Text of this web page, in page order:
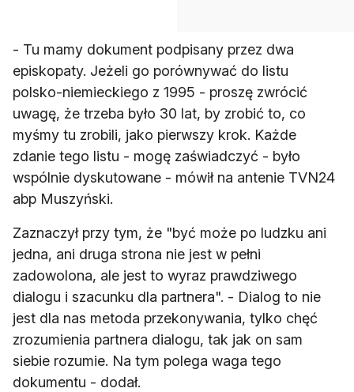
- Tu mamy dokument podpisany przez dwa
episkopaty. Jeżeli go porównywać do listu
polsko-niemieckiego z 1995 - proszę zwrócić
uwagę, że trzeba było 30 lat, by zrobić to, co
myśmy tu zrobili, jako pierwszy krok. Każde
zdanie tego listu - mogę zaświadczyć - było
wspólnie dyskutowane - mówił na antenie TVN24
abp Muszyński.
Zaznaczył przy tym, że "być może po ludzku ani
jedna, ani druga strona nie jest w pełni
zadowolona, ale jest to wyraz prawdziwego
dialogu i szacunku dla partnera". - Dialog to nie
jest dla nas metoda przekonywania, tylko chęć
zrozumienia partnera dialogu, tak jak on sam
siebie rozumie. Na tym polega waga tego
dokumentu - dodał.